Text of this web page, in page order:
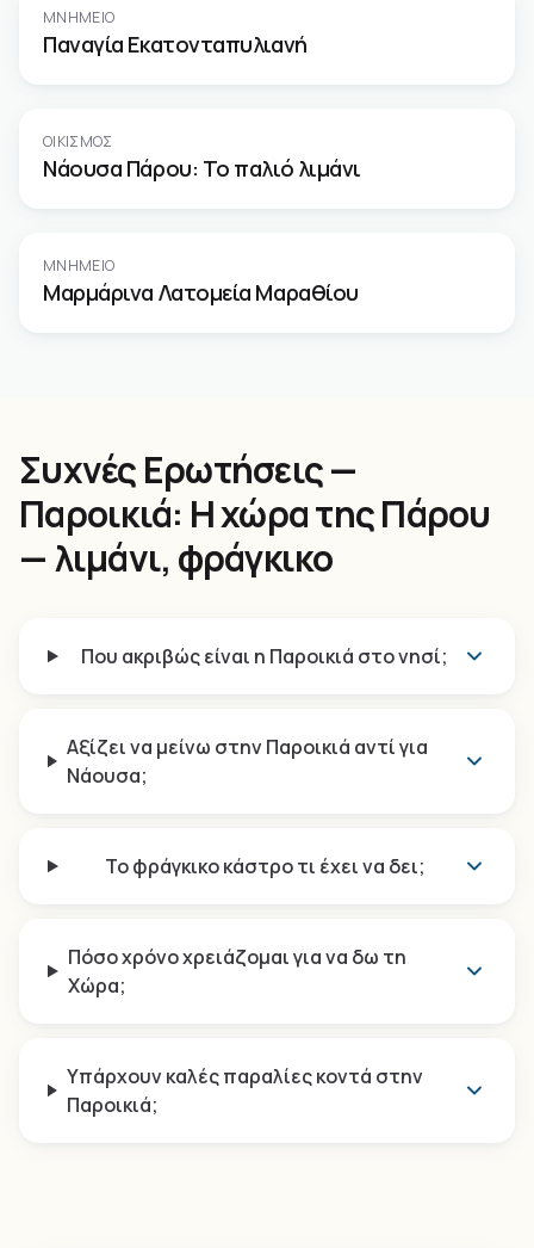
ΜΝΗΜΕΊΟ
Παναγία Εκατονταπυλιανή
ΟΙΚΙΣΜΌΣ
Νάουσα Πάρου: Το παλιό λιμάνι
ΜΝΗΜΕΊΟ
Μαρμάρινα Λατομεία Μαραθίου
Συχνές Ερωτήσεις —
Παροικιά: Η χώρα της Πάρου
— λιμάνι, φράγκικο
Που ακριβώς είναι η Παροικιά στο νησί;
Αξίζει να μείνω στην Παροικιά αντί για
Νάουσα;
Το φράγκικο κάστρο τι έχει να δει;
Πόσο χρόνο χρειάζομαι για να δω τη
Χώρα;
Υπάρχουν καλές παραλίες κοντά στην
Παροικιά;